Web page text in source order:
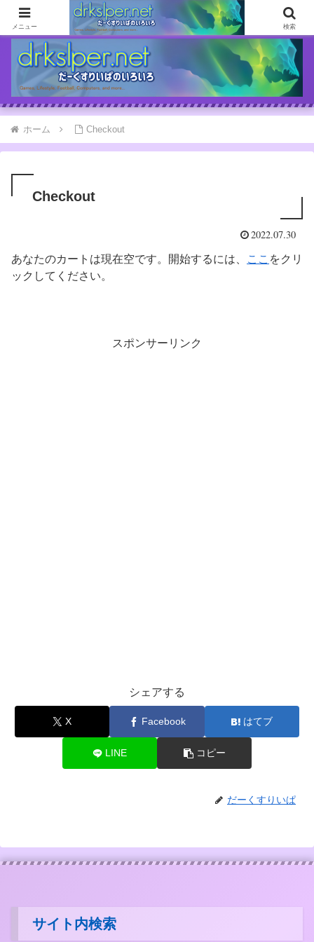
ゲームとか自分の体験談とか書いてます
ホーム Checkout
Checkout
2022.07.30
あなたのカートは現在空です。開始するには、 ここ をクリ
ックしてください。
スポンサーリンク
シェアする
X Facebook はてブ
LINE コピー
だーくすりいぱ
サイト内検索
メニュー 検索